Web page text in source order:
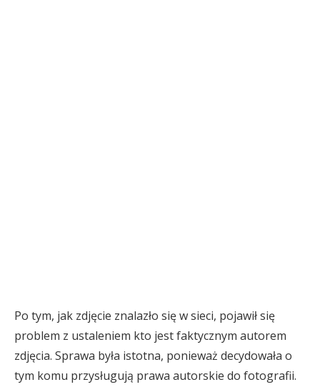
Po tym, jak zdjęcie znalazło się w sieci, pojawił się
problem z ustaleniem kto jest faktycznym autorem
zdjęcia. Sprawa była istotna, ponieważ decydowała o
tym komu przysługują prawa autorskie do fotografii.